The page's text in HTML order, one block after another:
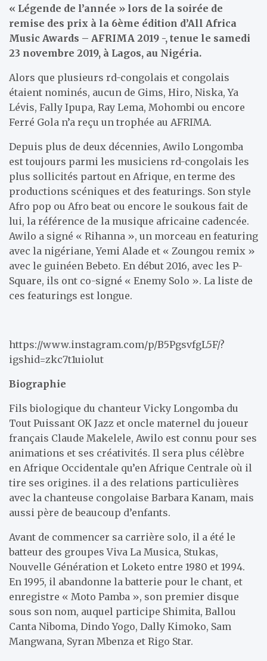
« Légende de l’année » lors de la soirée de
remise des prix à la 6ème édition d’All Africa
Music Awards – AFRIMA 2019 -, tenue le samedi
23 novembre 2019, à Lagos, au Nigéria.
Alors que plusieurs rd-congolais et congolais
étaient nominés, aucun de Gims, Hiro, Niska, Ya
Lévis, Fally Ipupa, Ray Lema, Mohombi ou encore
Ferré Gola n’a reçu un trophée au AFRIMA.
Depuis plus de deux décennies, Awilo Longomba
est toujours parmi les musiciens rd-congolais les
plus sollicités partout en Afrique, en terme des
productions scéniques et des featurings. Son style
Afro pop ou Afro beat ou encore le soukous fait de
lui, la référence de la musique africaine cadencée.
Awilo a signé « Rihanna », un morceau en featuring
avec la nigériane, Yemi Alade et « Zoungou remix »
avec le guinéen Bebeto. En début 2016, avec les P-
Square, ils ont co-signé « Enemy Solo ». La liste de
ces featurings est longue.
https://www.instagram.com/p/B5PgsvfgL5F/?
igshid=zkc7t1uiolut
Biographie
Fils biologique du chanteur Vicky Longomba du
Tout Puissant OK Jazz et oncle maternel du joueur
français Claude Makelele, Awilo est connu pour ses
animations et ses créativités. Il sera plus célèbre
en Afrique Occidentale qu’en Afrique Centrale où il
tire ses origines. il a des relations particulières
avec la chanteuse congolaise Barbara Kanam, mais
aussi père de beaucoup d’enfants.
Avant de commencer sa carrière solo, il a été le
batteur des groupes Viva La Musica, Stukas,
Nouvelle Génération et Loketo entre 1980 et 1994.
En 1995, il abandonne la batterie pour le chant, et
enregistre « Moto Pamba », son premier disque
sous son nom, auquel participe Shimita, Ballou
Canta Niboma, Dindo Yogo, Dally Kimoko, Sam
Mangwana, Syran Mbenza et Rigo Star.